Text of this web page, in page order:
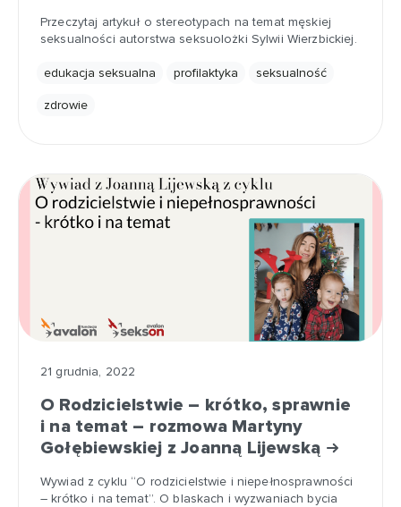
Przeczytaj artykuł o stereotypach na temat męskiej
seksualności autorstwa seksuolożki Sylwii Wierzbickiej.
edukacja seksualna profilaktyka seksualność
zdrowie
21 grudnia, 2022
O Rodzicielstwie – krótko, sprawnie
i na temat – rozmowa Martyny
Gołębiewskiej z Joanną Lijewską
Wywiad z cyklu “O rodzicielstwie i niepełnosprawności
– krótko i na temat”. O blaskach i wyzwaniach bycia